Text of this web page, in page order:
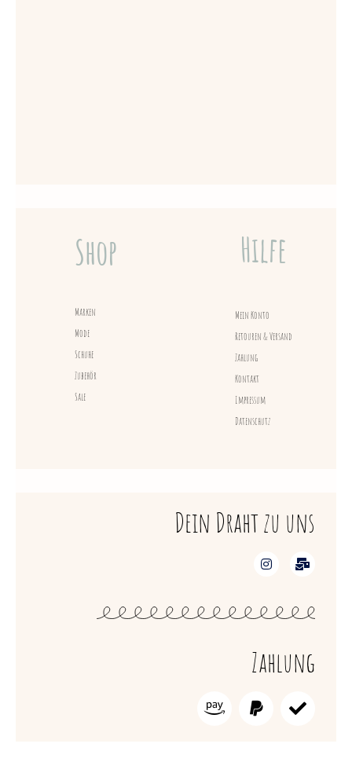
Shop
Marken
Mode
Schuhe
Zubehör
Sale
Hilfe
Mein Konto
Retouren & Versand
Zahlung
Kontakt
Impressum
Datenschutz
Dein Draht zu uns
Zahlung